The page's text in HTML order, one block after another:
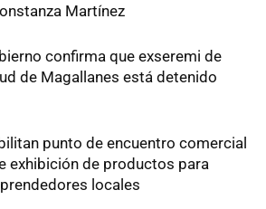
Martínez
confirma que exseremi de
de Magallanes está detenido
punto de encuentro comercial
exhibición de productos para
locales